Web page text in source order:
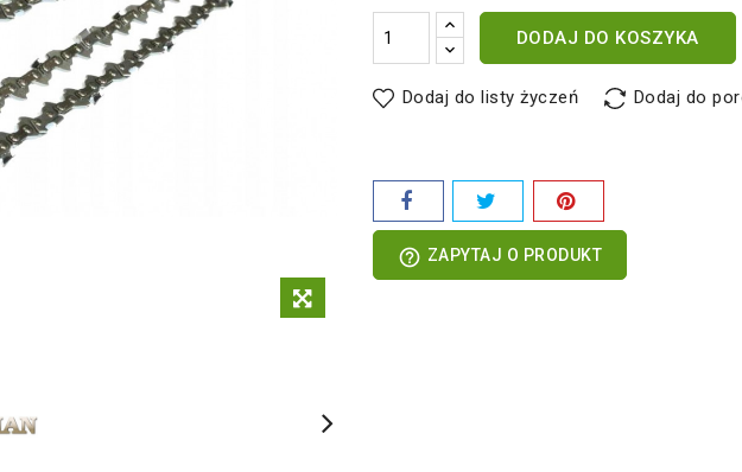
DODAJ DO KOSZYKA
Dodaj do listy życzeń Dodaj do
help_outline ZAPYTAJ O PRODUKT